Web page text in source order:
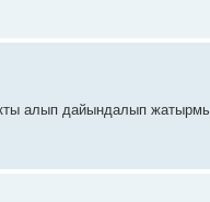
алып дайындалып